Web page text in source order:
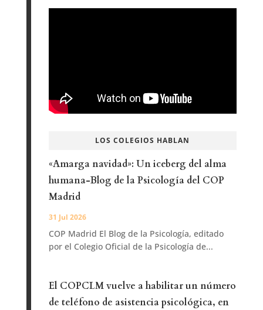
LOS COLEGIOS HABLAN
«Amarga navidad»: Un iceberg del alma
humana-Blog de la Psicología del COP
Madrid
31 Jul 2026
COP Madrid El Blog de la Psicología, editado
por el Colegio Oficial de la Psicología de...
El COPCLM vuelve a habilitar un número
de teléfono de asistencia psicológica, en